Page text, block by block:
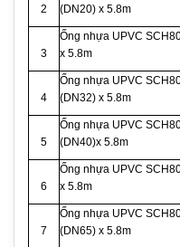
2
(DN20) x 5.8m
3
Ống nhựa UPVC
x 5.8m
4
Ống nhựa UPVC
(DN32) x 5.8m
5
Ống nhựa UPVC
(DN40)x 5.8m
6
Ống nhựa UPVC
x 5.8m
7
Ống nhựa UPVC
(DN65) x 5.8m